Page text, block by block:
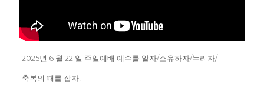
2025년 6 월 22 일 주일예배 예수를 알자/소유하자/누리자/
축복의 때를 잡자!